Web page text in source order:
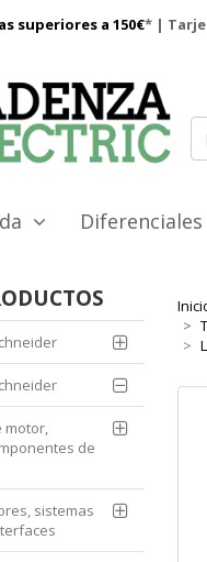
superiores a 150€* |
Diferenciales
motor,
de
sistemas